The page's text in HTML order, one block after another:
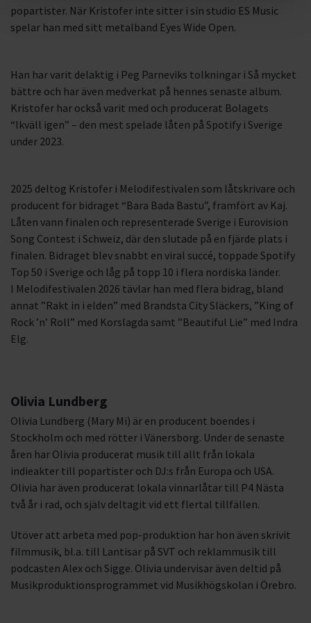
popartister. När Kristofer inte sitter i sin studio ES Music
spelar han med sitt metalband Eyes Wide Open.
Han har varit delaktig i Peg Parneviks tolkningar i Så mycket
bättre och har även medverkat på hennes senaste album.
Kristofer har också varit med och producerat Bolagets
“Ikväll igen” – den mest spelade låten på Spotify i Sverige
under 2023.
2025 deltog Kristofer i Melodifestivalen som låtskrivare och
producent för bidraget “Bara Bada Bastu”, framfört av Kaj.
Låten vann finalen och representerade Sverige i Eurovision
Song Contest i Schweiz, där den slutade på en fjärde plats i
finalen. Bidraget blev snabbt en viral succé, toppade Spotify
Top 50 i Sverige och låg på topp 10 i flera nordiska länder.
I Melodifestivalen 2026 tävlar han med flera bidrag, bland
annat ”Rakt in i elden” med Brandsta City Släckers, ”King of
Rock ’n’ Roll” med Korslagda samt ”Beautiful Lie” med Indra
Elg.
Olivia Lundberg
Olivia Lundberg (Mary Mi) är en producent boendes i
Stockholm och med rötter i Vänersborg. Under de senaste
åren har Olivia producerat musik till allt från lokala
indieakter till popartister och DJ:s från Europa och USA.
Olivia har även producerat lokala vinnarlåtar till P4 Nästa
två år i rad, och själv deltagit vid ett flertal tillfällen.
Utöver att arbeta med pop-produktion har hon även skrivit
filmmusik, bl.a. till Lantisar på SVT och reklammusik till
podcasten Alex och Sigge. Olivia undervisar även deltid på
Musikproduktionsprogrammet vid Musikhögskolan i Örebro.